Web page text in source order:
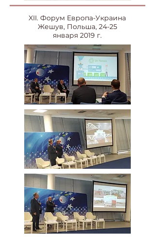
XII. Форум Европа-Украина
Жешув, Польша, 24-25
января 2019 г.